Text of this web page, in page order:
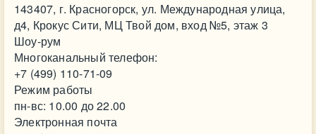
143407, г. Красногорск, ул. Международная улица,
д4, Крокус Сити, МЦ Твой дом, вход №5, этаж 3
Шоу-рум
Многоканальный телефон:
+7 (499) 110-71-09
Режим работы
пн-вс: 10.00 до 22.00
Электронная почта